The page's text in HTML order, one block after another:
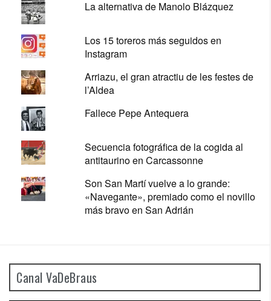
La alternativa de Manolo Blázquez
Los 15 toreros más seguidos en
Instagram
Arriazu, el gran atractiu de les festes de
l’Aldea
Fallece Pepe Antequera
Secuencia fotográfica de la cogida al
antitaurino en Carcassonne
Son San Martí vuelve a lo grande:
«Navegante», premiado como el novillo
más bravo en San Adrián
Canal VaDeBraus